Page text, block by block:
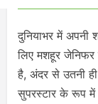
दुनियाभर में अपनी
लिए मशहूर जेनिफर
है, अंदर से उतनी
सुपरस्टार के रूप